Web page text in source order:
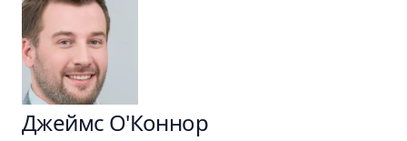
Джеймс О'Коннор